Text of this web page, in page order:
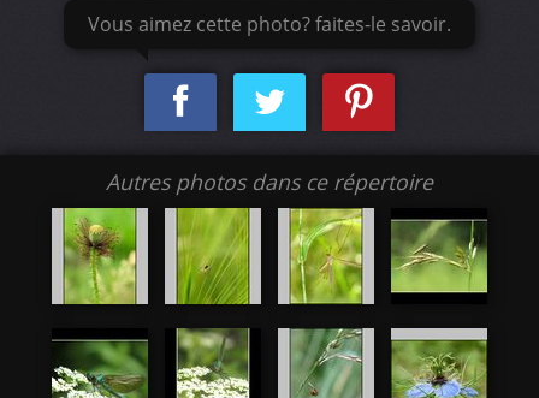
Vous aimez cette photo? faites-le savoir.
Autres photos dans ce répertoire